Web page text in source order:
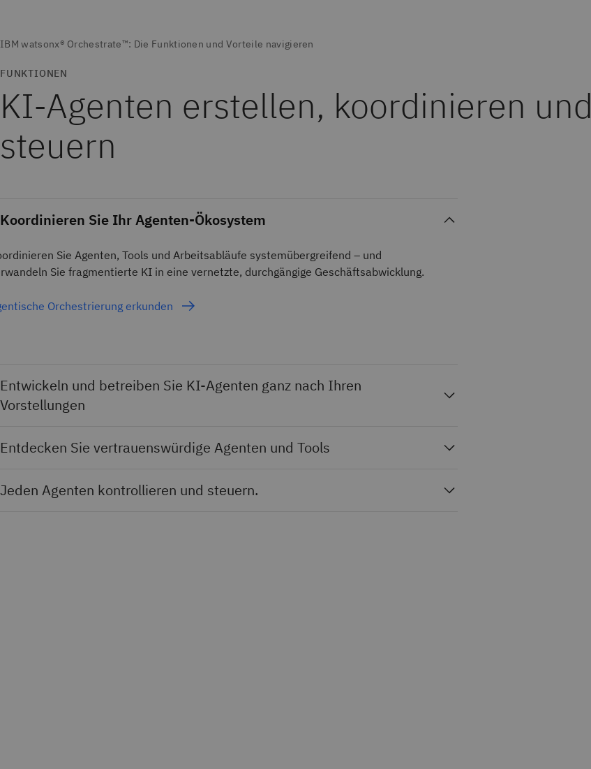
FUNKTIONEN
KI-Agenten erstellen, koordinieren und
steuern
Koordinieren Sie Ihr Agenten-Ökosystem
Sie Agenten, Tools und Arbeitsabläufe systemübergreifend – und
Sie fragmentierte KI in eine vernetzte, durchgängige Geschäftsabwicklung.
Orchestrierung erkunden
Entwickeln und betreiben Sie KI-Agenten ganz nach Ihren
Vorstellungen
Entdecken Sie vertrauenswürdige Agenten und Tools
Jeden Agenten kontrollieren und steuern.